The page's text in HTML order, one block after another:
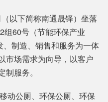
以下简称南通晟铎）坐落
组60号（节能环保产业
制造、销售和服务为一体
市场需求为向导，以客户
制服务。
动公厕、环保公厕、环保